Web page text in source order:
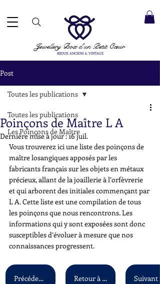
Jewellery Boxd'un Petit Cœur
BIJOUX ANCIENS & VINTAGE
Post
Toutes les publications
Les Poinçons de Maître
Toutes les publications
Poinçons de Maître L A
Dernière mise à jour :16 juil.
Vous trouverez ici une liste des poinçons de
maître losangiques apposés par les
fabricants français sur les objets en métaux
précieux, allant de la joaillerie à l’orfèvrerie
et qui arborent des initiales commençant par
L A. Cette liste est une compilation de tous
les poinçons que nous rencontrons. Les
informations qui y sont exposées sont donc
susceptibles d’évoluer à mesure que nos
connaissances progressent.
Précédent : K A - K Z Retour à la liste principale